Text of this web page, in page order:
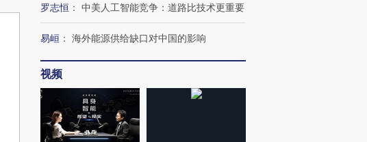
罗志恒 ： 中美人工智能竞争：道路比技术更重要
易峘 ： 海外能源供给缺口对中国的影响
视频